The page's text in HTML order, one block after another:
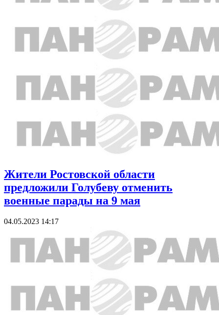
Жители Ростовской области
предложили Голубеву отменить
военные парады на 9 мая
04.05.2023 14:17